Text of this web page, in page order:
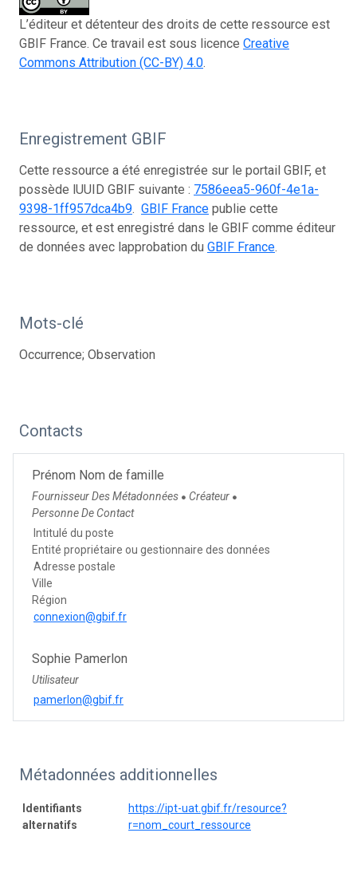
L’éditeur et détenteur des droits de cette ressource est
GBIF France. Ce travail est sous licence Creative
Commons Attribution (CC-BY) 4.0.
Enregistrement GBIF
Cette ressource a été enregistrée sur le portail GBIF, et
possède lUUID GBIF suivante : 7586eea5-960f-4e1a-
9398-1ff957dca4b9. GBIF France publie cette
ressource, et est enregistré dans le GBIF comme éditeur
de données avec lapprobation du GBIF France.
Mots-clé
Occurrence; Observation
Contacts
Prénom Nom de famille
Fournisseur Des Métadonnées ● Créateur ●
Personne De Contact
Intitulé du poste
Entité propriétaire ou gestionnaire des données
Adresse postale
Ville
Région
connexion@gbif.fr
Sophie Pamerlon
Utilisateur
pamerlon@gbif.fr
Métadonnées additionnelles
Identifiants
alternatifs
https://ipt-uat.gbif.fr/resource?
r=nom_court_ressource